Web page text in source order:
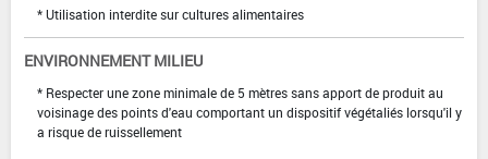
* Utilisation interdite sur cultures alimentaires
ENVIRONNEMENT MILIEU
* Respecter une zone minimale de 5 mètres sans apport de produit au
voisinage des points d'eau comportant un dispositif végétaliés lorsqu'il y
a risque de ruissellement